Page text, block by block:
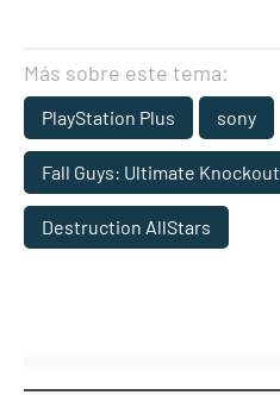
Más sobre este tema:
PlayStation Plus sony
Fall Guys: Ultimate Knockout
Destruction AllStars